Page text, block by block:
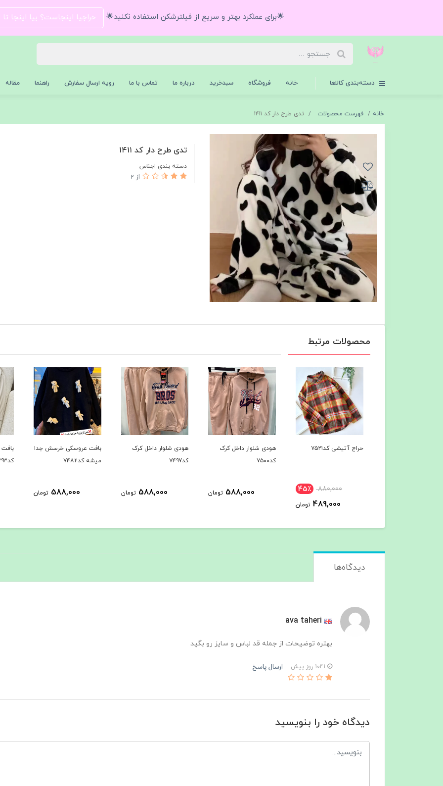
🌟برای عملکرد بهتر و سریع از فیلترشکن استفاده نکنید🌟 حراجیا اینجاست؟ بیا اینجا
دسته‌بندی کالاها خانه فروشگاه سبدخرید درباره ما تماس با ما رویه ارسال سفارش راهنما مقاله
خانه فهرست محصولات تدی طرح دار کد ۱۴۱۱
تدی طرح دار کد ۱۴۱۱
دسته بندی اجناس
از 2
محصولات مرتبط
هودی شلوار داخل کرک
588,000 تومان
هودی شلوار داخل کرک
کد۷۴۹7
588,000 تومان
بافت عروسکی خرسش جدا
میشه کد۷۴۸۲
588,000 تومان
بافت دوتیکه پر فروش
کد۷۳۹۳
1,289,000 تومان
نیم
دیدگاه‌ها
ava taheri
بهتره توضیحات از جمله قد لباس و سایز رو بگید
ارسال پاسخ
دیدگاه خود را بنویسید